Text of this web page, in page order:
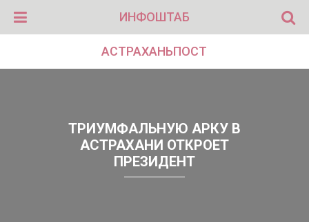
ИНФОШТАБ
АСТРАХАНЬПОСТ
ТРИУМФАЛЬНУЮ АРКУ В
АСТРАХАНИ ОТКРОЕТ
ПРЕЗИДЕНТ